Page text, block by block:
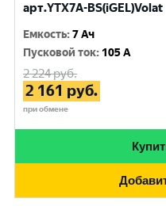
арт.YTX7A-BS(iGEL)Volat
Емкость:7 Ач
Пусковой ток: 105 A
2 224руб.
2 161 руб.
при обмене